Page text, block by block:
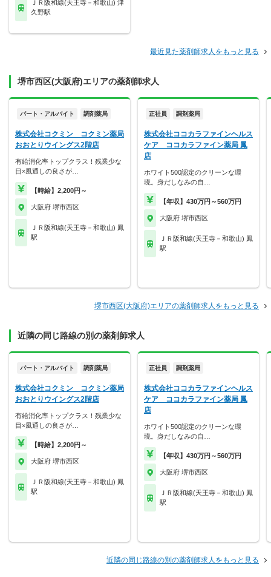
ＪＲ阪和線(天王寺－和歌山) 津
久野駅
最近見た薬剤師求人をもっと見る
堺市西区(大阪府)エリアの薬剤師求人
パート・アルバイト 調剤薬局
株式会社コクミン コクミン薬局
おおとりウイングス2階店
有給消化率トップクラス！残業少な
目×風通しの良さが…
【時給】2,200円～
大阪府 堺市西区
ＪＲ阪和線(天王寺－和歌山) 鳳
駅
正社員 調剤薬局
株式会社ココカラファインヘルス
ケア ココカラファイン薬局 鳳
店
ホワイト500認定のクリーンな環
境。身だしなみの自…
【年収】430万円～560万円
大阪府 堺市西区
ＪＲ阪和線(天王寺－和歌山) 鳳
駅
堺市西区(大阪府)エリアの薬剤師求人をもっと見る
近隣の同じ路線の別の薬剤師求人
パート・アルバイト 調剤薬局
株式会社コクミン コクミン薬局
おおとりウイングス2階店
有給消化率トップクラス！残業少な
目×風通しの良さが…
【時給】2,200円～
大阪府 堺市西区
ＪＲ阪和線(天王寺－和歌山) 鳳
駅
正社員 調剤薬局
株式会社ココカラファインヘルス
ケア ココカラファイン薬局 鳳
店
ホワイト500認定のクリーンな環
境。身だしなみの自…
【年収】430万円～560万円
大阪府 堺市西区
ＪＲ阪和線(天王寺－和歌山) 鳳
駅
近隣の同じ路線の別の薬剤師求人をもっと見る